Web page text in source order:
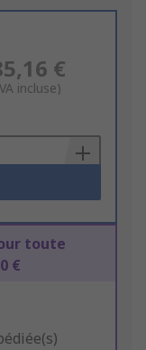
€
incluse)
toute
€